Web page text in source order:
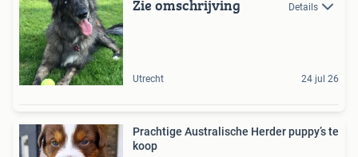
Zie omschrijving Details
Utrecht 24 jul 26
Prachtige Australische Herder puppy’s te
koop